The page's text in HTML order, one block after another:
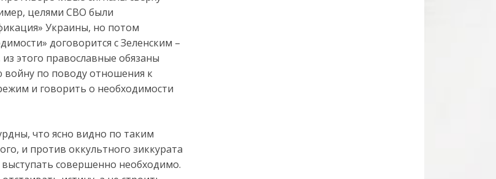
целями СВО были
Украины, но потом
договорится с Зеленским –
этого православные обязаны
войну по поводу отношения к
и говорить о необходимости
что ясно видно по таким
и против оккультного зиккурата
совершенно необходимо.